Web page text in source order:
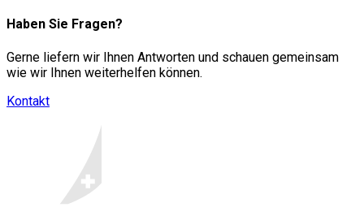
Haben Sie Fragen?
Gerne liefern wir Ihnen Antworten und schauen gemeinsam
wie wir Ihnen weiterhelfen können.
Kontakt